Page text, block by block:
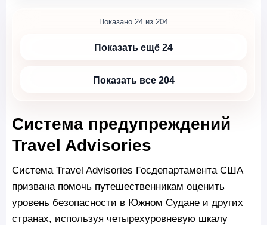
Показано 24 из 204
Показать ещё 24
Показать все 204
Система предупреждений
Travel Advisories
Система Travel Advisories Госдепартамента США
призвана помочь путешественникам оценить
уровень безопасности в Южном Судане и других
странах, используя четырехуровневую шкалу